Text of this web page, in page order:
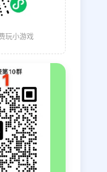
玩小游戏